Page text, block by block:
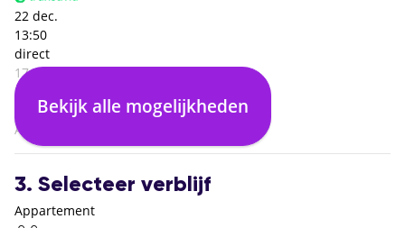
22 dec.
13:50
direct
17:30
Larnaca (LCA)
04:40
Amsterdam (AMS)
Bekijk alle mogelijkheden
3. Selecteer verblijf
Appartement